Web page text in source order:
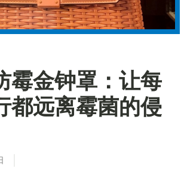
霉金钟罩：让每
都远离霉菌的侵